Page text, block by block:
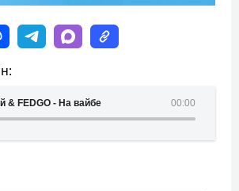
00:00
& FEDGO - На вайбе